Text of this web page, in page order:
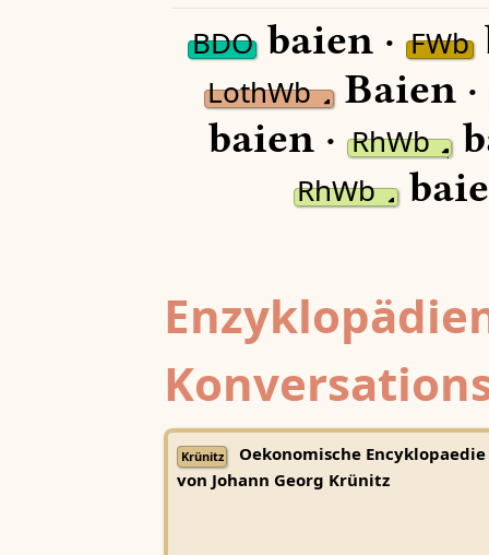
BDObaien ·FWb
LothWb Baien ·
baien ·RhWb
RhWb
Krünitz
Oekonomische Encyklopaedie
von Johann Georg Krünitz